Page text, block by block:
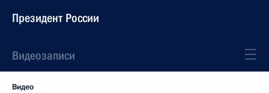
Президент России
Видеозаписи
Видео